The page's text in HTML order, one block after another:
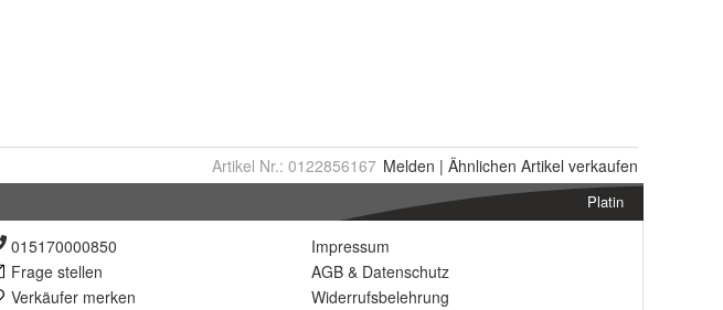
Artikel Nr.: 0122856167 Melden | Ähnlichen Artikel verkaufen
Platin
015170000850
Frage stellen
Verkäufer merken
Impressum
AGB & Datenschutz
Widerrufsbelehrung